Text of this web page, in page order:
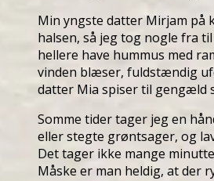
Min yngste datter Mirjam
halsen, så jeg tog nogle fra
hellere have hummus med
vinden blæser, fuldstændig
datter Mia spiser til gengæld
Somme tider tager jeg en
eller stegte grøntsager, og
Det tager ikke mange
Måske er man heldig, at der